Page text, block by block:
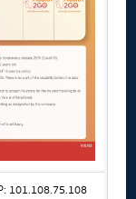
101.108.75.108